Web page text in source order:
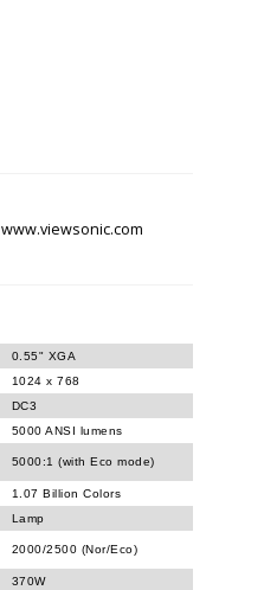
www.viewsonic.com
0.55" XGA
1024 x 768
DC3
5000 ANSI lumens
5000:1 (with Eco mode)
1.07 Billion Colors‎
Lamp
2000/2500 (Nor/Eco)
370W